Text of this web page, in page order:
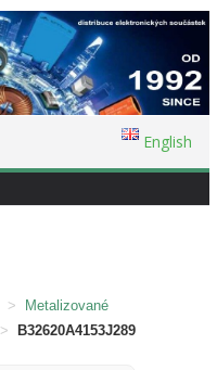
English
>
Metalizované
> B32620A4153J289